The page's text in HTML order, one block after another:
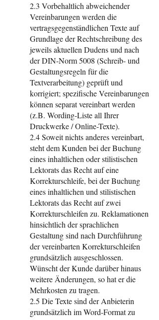
2.3 Vorbehaltlich abweichender
Vereinbarungen werden die
vertragsgegenständlichen Texte auf
Grundlage der Rechtschreibung des
jeweils aktuellen Dudens und nach
der DIN-Norm 5008 (Schreib- und
Gestaltungsregeln für die
Textverarbeitung) geprüft und
korrigiert; spezifische Vereinbarungen
können separat vereinbart werden
(z.B. Wording-Liste all Ihrer
Druckwerke / Online-Texte).
2.4 Soweit nichts anderes vereinbart,
steht dem Kunden bei der Buchung
eines inhaltlichen oder stilistischen
Lektorats das Recht auf eine
Korrekturschleife, bei der Buchung
eines inhaltlichen und stilistischen
Lektorats das Recht auf zwei
Korrekturschleifen zu. Reklamationen
hinsichtlich der sprachlichen
Gestaltung sind nach Durchführung
der vereinbarten Korrekturschleifen
grundsätzlich ausgeschlossen.
Wünscht der Kunde darüber hinaus
weitere Änderungen, so hat er die
Mehrkosten zu tragen.
2.5 Die Texte sind der Anbieterin
grundsätzlich im Word-Format zu